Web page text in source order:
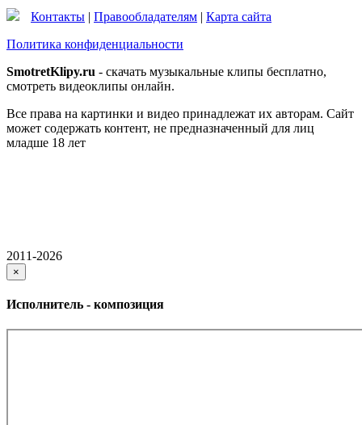
Контакты | Правообладателям | Карта сайта
Политика конфиденциальности
SmotretKlipy.ru - скачать музыкальные клипы бесплатно,
смотреть видеоклипы онлайн.
Все права на картинки и видео принадлежат их авторам. Сайт
может содержать контент, не предназначенный для лиц
младше 18 лет
2011-2026
×
Исполнитель - композиция